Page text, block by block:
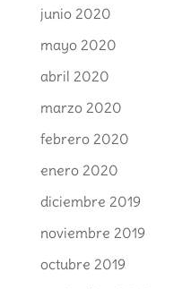
junio 2020
mayo 2020
abril 2020
marzo 2020
febrero 2020
enero 2020
diciembre 2019
noviembre 2019
octubre 2019